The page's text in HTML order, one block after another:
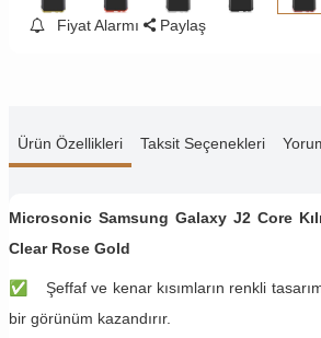
Fiyat Alarmı Paylaş
Ürün Özellikleri Taksit Seçenekleri
Microsonic Samsung Galaxy J2 Core
Clear Rose Gold
✅ Şeffaf ve kenar kısımların renkli
bir görünüm kazandırır.